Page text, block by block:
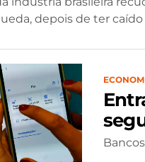
depois de ter caído